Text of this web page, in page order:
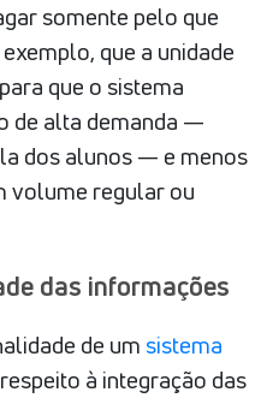
somente pelo que
que a unidade
que o sistema
de alta demanda —
dos alunos — e menos
volume regular ou
das informações
de um sistema
à integração das